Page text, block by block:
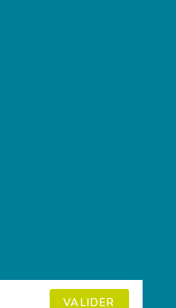
VALIDER